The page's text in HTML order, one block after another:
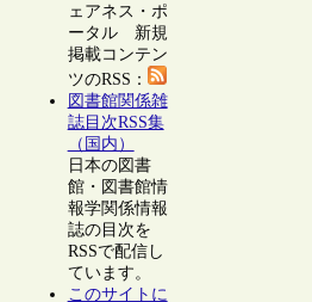
ェアネス・ポ
ータル 新規
掲載コンテン
ツのRSS：
図書館関係雑
誌目次RSS集
（国内）
日本の図書
館・図書館情
報学関係情報
誌の目次を
RSSで配信し
ています。
このサイトに